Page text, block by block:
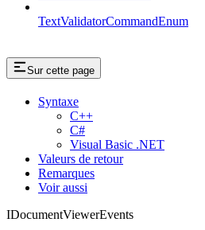
TextValidatorCommandEnum
Sur cette page
Syntaxe
C++
C#
Visual Basic .NET
Valeurs de retour
Remarques
Voir aussi
IDocumentViewerEvents